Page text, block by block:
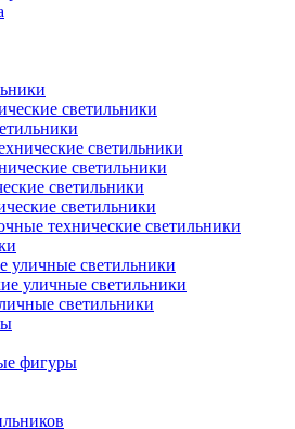
светильники
светильники
светильники
светильники
светильники
технические светильники
уличные светильники
уличные светильники
светильники
фигуры